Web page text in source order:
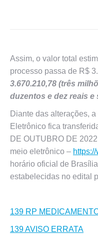
Assim, o valor total
processo passa de R$
3.670.210,78 (três
duzentos e dez reais e
Diante das alterações,
Eletrônico fica
DE OUTUBRO DE
meio eletrônico –
horário oficial de
estabelecidas no edital
139 RP
139 AVISO ERRATA